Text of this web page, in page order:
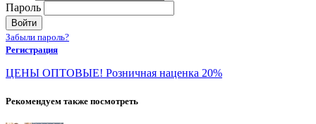
Пароль
Войти
Забыли пароль?
Регистрация
ЦЕНЫ ОПТОВЫЕ! Розничная наценка 20%
Рекомендуем также посмотреть